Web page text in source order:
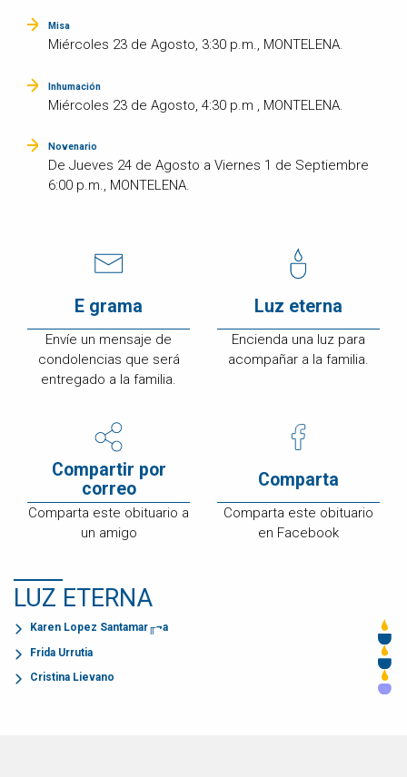
Misa
Miércoles 23 de Agosto, 3:30 p.m., MONTELENA.
Inhumación
Miércoles 23 de Agosto, 4:30 p.m , MONTELENA.
Novenario
De Jueves 24 de Agosto a Viernes 1 de Septiembre
6:00 p.m., MONTELENA.
E grama
Envíe un mensaje de
condolencias que será
entregado a la familia.
Luz eterna
Encienda una luz para
acompañar a la familia.
Compartir por
correo
Comparta este obituario a
un amigo
Comparta
Comparta este obituario
en Facebook
LUZ ETERNA
Karen Lopez Santamar╓¬a
Frida Urrutia
Cristina Lievano